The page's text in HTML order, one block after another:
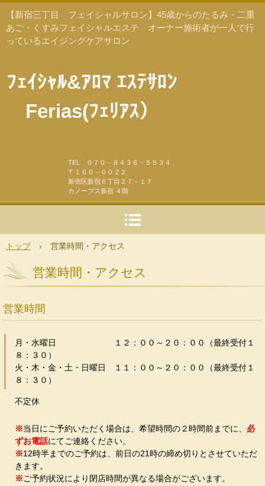
ﾌｪｲｼｬﾙ&ｱﾛﾏ ｴｽﾃｻﾛﾝ
Ferias(ﾌｪﾘｱｽ）
【新宿三丁目 フェイシャルサロン】45歳からのたるみ・二重
あご・くすみフェイシャルエステ オーナー施術者が一人で行
っているエイジングケアサロン
TEL ０７０－８４３６－５５３４
〒１６０－００２２
新宿区新宿６丁目２７－１７
カノープス新宿 ４階
トップ › 営業時間・アクセス
営業時間・アクセス
営業時間
月・水曜日 １２：００～２０：００（最終受付１
８：３０）
火・木・金・土・日曜日 １１：００～２０：００（最終受付１
８：３０）
不定休
※当日にご予約いただく場合は、希望時間の２時間前までに、 必
ずお電話にてご連絡ください。
※12時半までのご予約は、前日の21時の締め切りとさせていただ
きます。
※ご予約状況により閉店時間が異なる場合がございます。